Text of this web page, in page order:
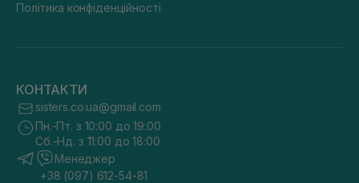
Політика конфіденційності
КОНТАКТИ
sisters.co.ua@gmail.com
Пн.-Пт. з 10:00 до 19:00
Сб.-Нд. з 11:00 до 18:00
Менеджер
+38 (097) 612-54-81